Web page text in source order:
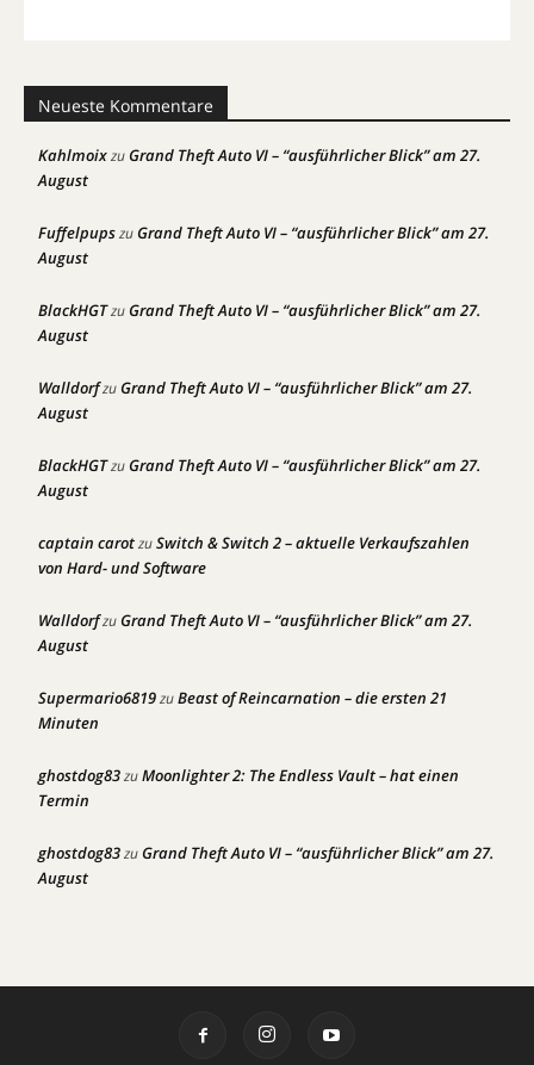
Neueste Kommentare
KahlmoixzuGrand Theft Auto VI – “ausführlicher Blick” am 27.
August
FuffelpupszuGrand Theft Auto VI – “ausführlicher Blick” am 27.
August
BlackHGTzuGrand Theft Auto VI – “ausführlicher Blick” am 27.
August
WalldorfzuGrand Theft Auto VI – “ausführlicher Blick” am 27.
August
BlackHGTzuGrand Theft Auto VI – “ausführlicher Blick” am 27.
August
captain carotzuSwitch & Switch 2 – aktuelle Verkaufszahlen
von Hard- und Software
WalldorfzuGrand Theft Auto VI – “ausführlicher Blick” am 27.
August
Supermario6819zuBeast of Reincarnation – die ersten 21
Minuten
ghostdog83zuMoonlighter 2: The Endless Vault – hat einen
Termin
ghostdog83zuGrand Theft Auto VI – “ausführlicher Blick” am 27.
August